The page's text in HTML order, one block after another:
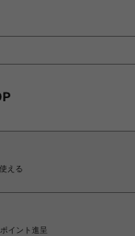
える
イント進呈